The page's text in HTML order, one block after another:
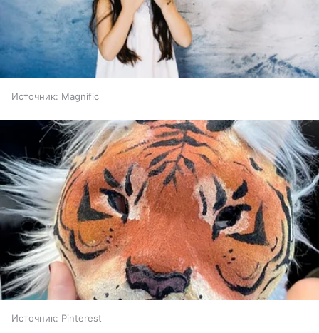
Источник: Magnific
Источник: Pinterest